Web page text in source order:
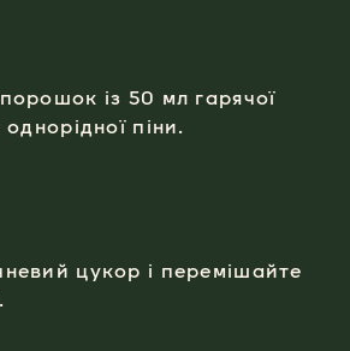
із 50 мл гарячої
піни.
цукор і перемішайте